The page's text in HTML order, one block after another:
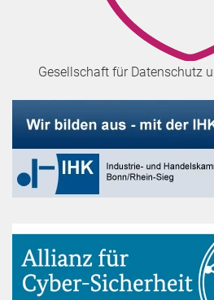
Gesellschaft für Datenschutz